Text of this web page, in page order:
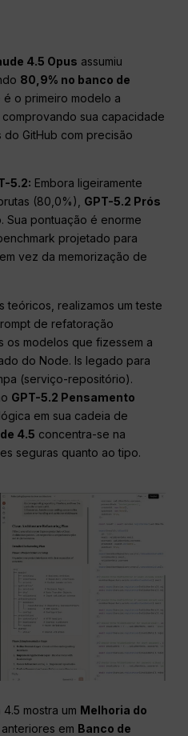
4.5 Opus assumiu
80,9% no banco de
é o primeiro modelo a
sua capacidade
GitHub com precisão
5.2: Embora ligeiramente
(80,0%), GPT-5.2 Prós
Sua pontuação é enorme
benchmark projetado para
vez da memorização de
teóricos, realizamos um teste
de refatoração
os modelos que fizessem a
do Node. Is legado para
(serviço-repositório).
GPT-5.2 Pensamento
em sua cadeia de
4.5 concentra-se na
seguras quanto ao tipo.
mostra um Melhoria do
em Banco de